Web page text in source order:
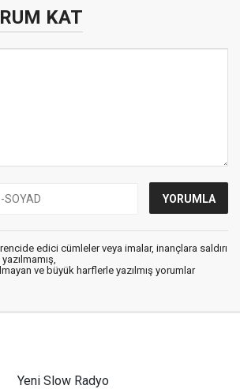
KAT
edici cümleler veya imalar, inançlara saldırı
ve büyük harflerle yazılmış yorumlar
Yeni Slow Radyo